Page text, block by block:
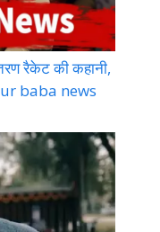
रैकेट की कहानी,
baba news